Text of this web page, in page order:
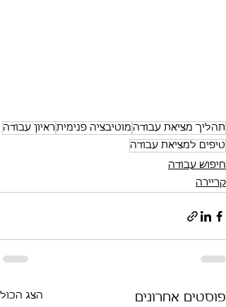
תהליך מציאת עבודה מוטיבציה פנימית ראיון עבודה
טיפים למציאת עבודה
חיפוש עבודה
קריירה
פוסטים אחרונים הצג הכול